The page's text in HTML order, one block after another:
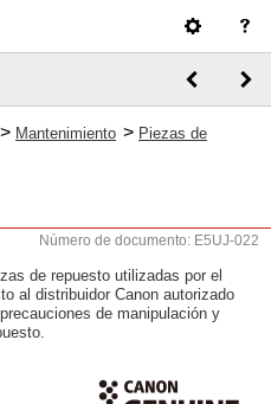
> Mantenimiento > Piezas de
Número de documento: E5UJ-022
de repuesto utilizadas por el
al distribuidor Canon autorizado
de manipulación y